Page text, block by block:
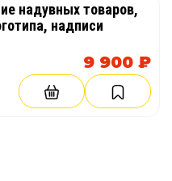
надувных товаров,
надписи
9 900 ₽